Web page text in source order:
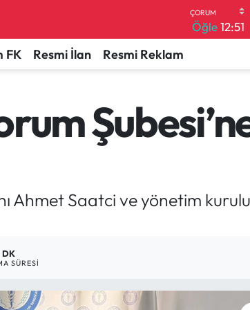
Öğle12:51
FK Resmi İlan Resmi Reklam
Ahmet Saatci ve yönetim
DK
SÜRESI